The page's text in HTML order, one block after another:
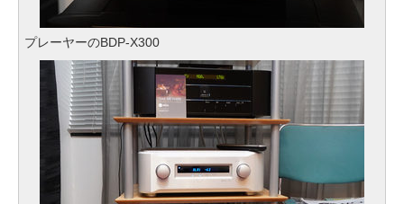
プレーヤーのBDP-X300